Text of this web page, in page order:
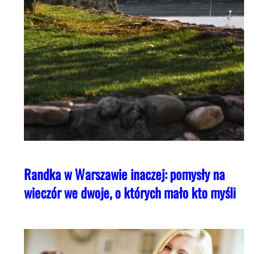
Randka w Warszawie inaczej: pomysły na
wieczór we dwoje, o których mało kto myśli